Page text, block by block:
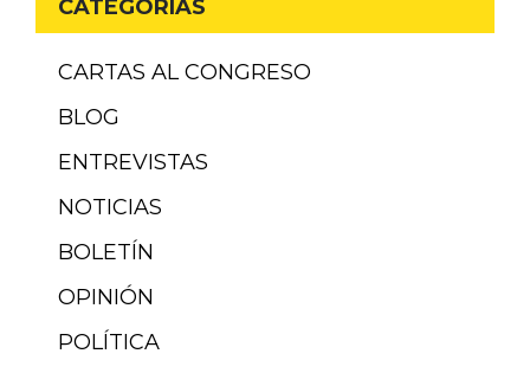
CATEGORÍAS
CARTAS AL CONGRESO
BLOG
ENTREVISTAS
NOTICIAS
BOLETÍN
OPINIÓN
POLÍTICA